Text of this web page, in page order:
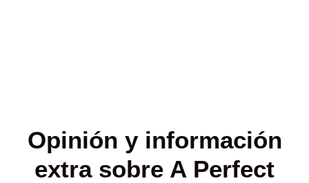
Opinión y información
extra sobre A Perfect